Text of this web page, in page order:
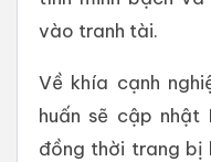
vào tranh tài.
Về khía cạnh
huấn sẽ cập nhật
đồng thời trang bị